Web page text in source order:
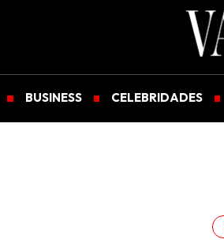
BUSINESS CELEBRIDADES